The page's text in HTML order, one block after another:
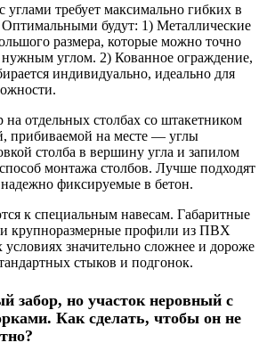
углами требует максимально гибких в
будут: 1) Металлические
размера, которые можно точно
нужным углом. 2) Кованное ограждение,
индивидуально, идеально для
отдельных столбах со штакетником
прибиваемой на месте — углы
столба в вершину угла и запилом
монтажа столбов. Лучше подходят
фиксируемые в бетон.
к специальным навесам. Габаритные
крупноразмерные профили из ПВХ
условиях значительно сложнее и дороже
стыков и подгонок.
забор, но участок неровный с
Как сделать, чтобы он не